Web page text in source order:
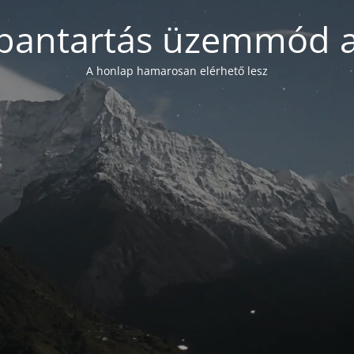
üzemmód
A honlap hamarosan elérhető lesz